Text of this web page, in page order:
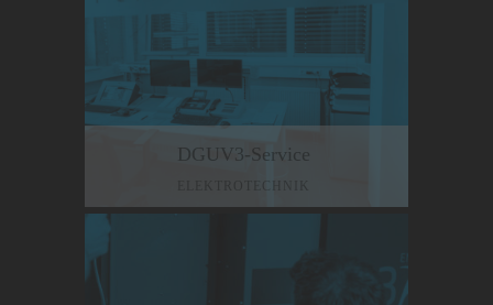
DGUV3-Service